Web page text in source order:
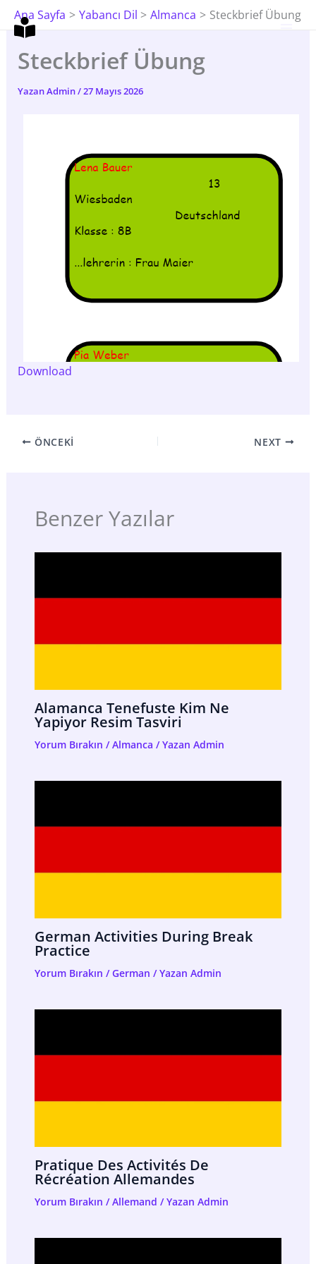
İçeriğe
Atla
Ana Sayfa Yabancı Dil Almanca Steckbrief Übung
Steckbrief Übung
YazanAdmin/27 Mayıs 2026
Download
ÖNCEKI NEXT
Benzer Yazılar
Alamanca Tenefuste Kim Ne
Yapiyor Resim Tasviri
Yorum Bırakın /Almanca / Yazan Admin
German Activities During Break
Practice
Yorum Bırakın /German / Yazan Admin
Pratique Des Activités De
Récréation Allemandes
Yorum Bırakın /Allemand / Yazan Admin